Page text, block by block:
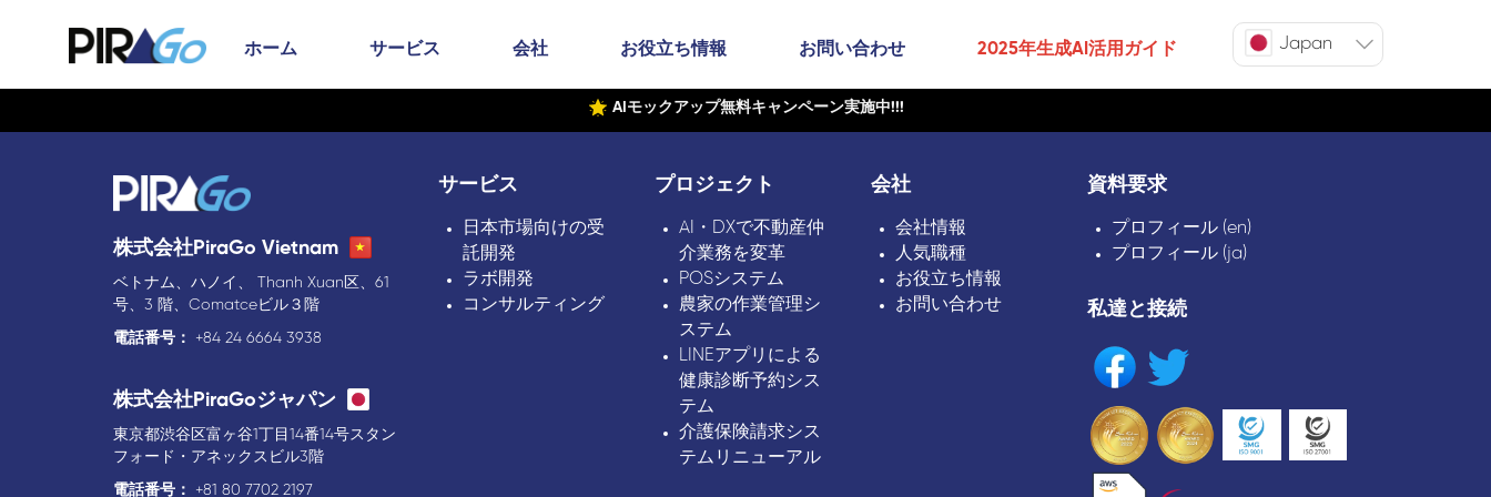
ホーム サービス 会社 お役立ち情報 お問い合わせ 2025年生成AI活用ガイド Japan
AIモックアップ無料キャンペーン実施中!!!
株式会社PiraGo Vietnam
ベトナム、ハノイ、 Thanh Xuan区、61
号、3 階、Comatceビル３階
電話番号：
+84 24 6664 3938
株式会社PiraGoジャパン
東京都渋谷区富ヶ谷1丁目14番14号スタン
フォード・アネックスビル3階
電話番号：
+81 80 7702 2197
サービス
日本市場向けの受
託開発
ラボ開発
コンサルティング
プロジェクト
AI・DXで不動産仲
介業務を変革
POSシステム
農家の作業管理シ
ステム
LINEアプリによる
健康診断予約シス
テム
介護保険請求シス
テムリニューアル
会社
会社情報
人気職種
お役立ち情報
お問い合わせ
資料要求
プロフィール (en)
プロフィール (ja)
私達と接続